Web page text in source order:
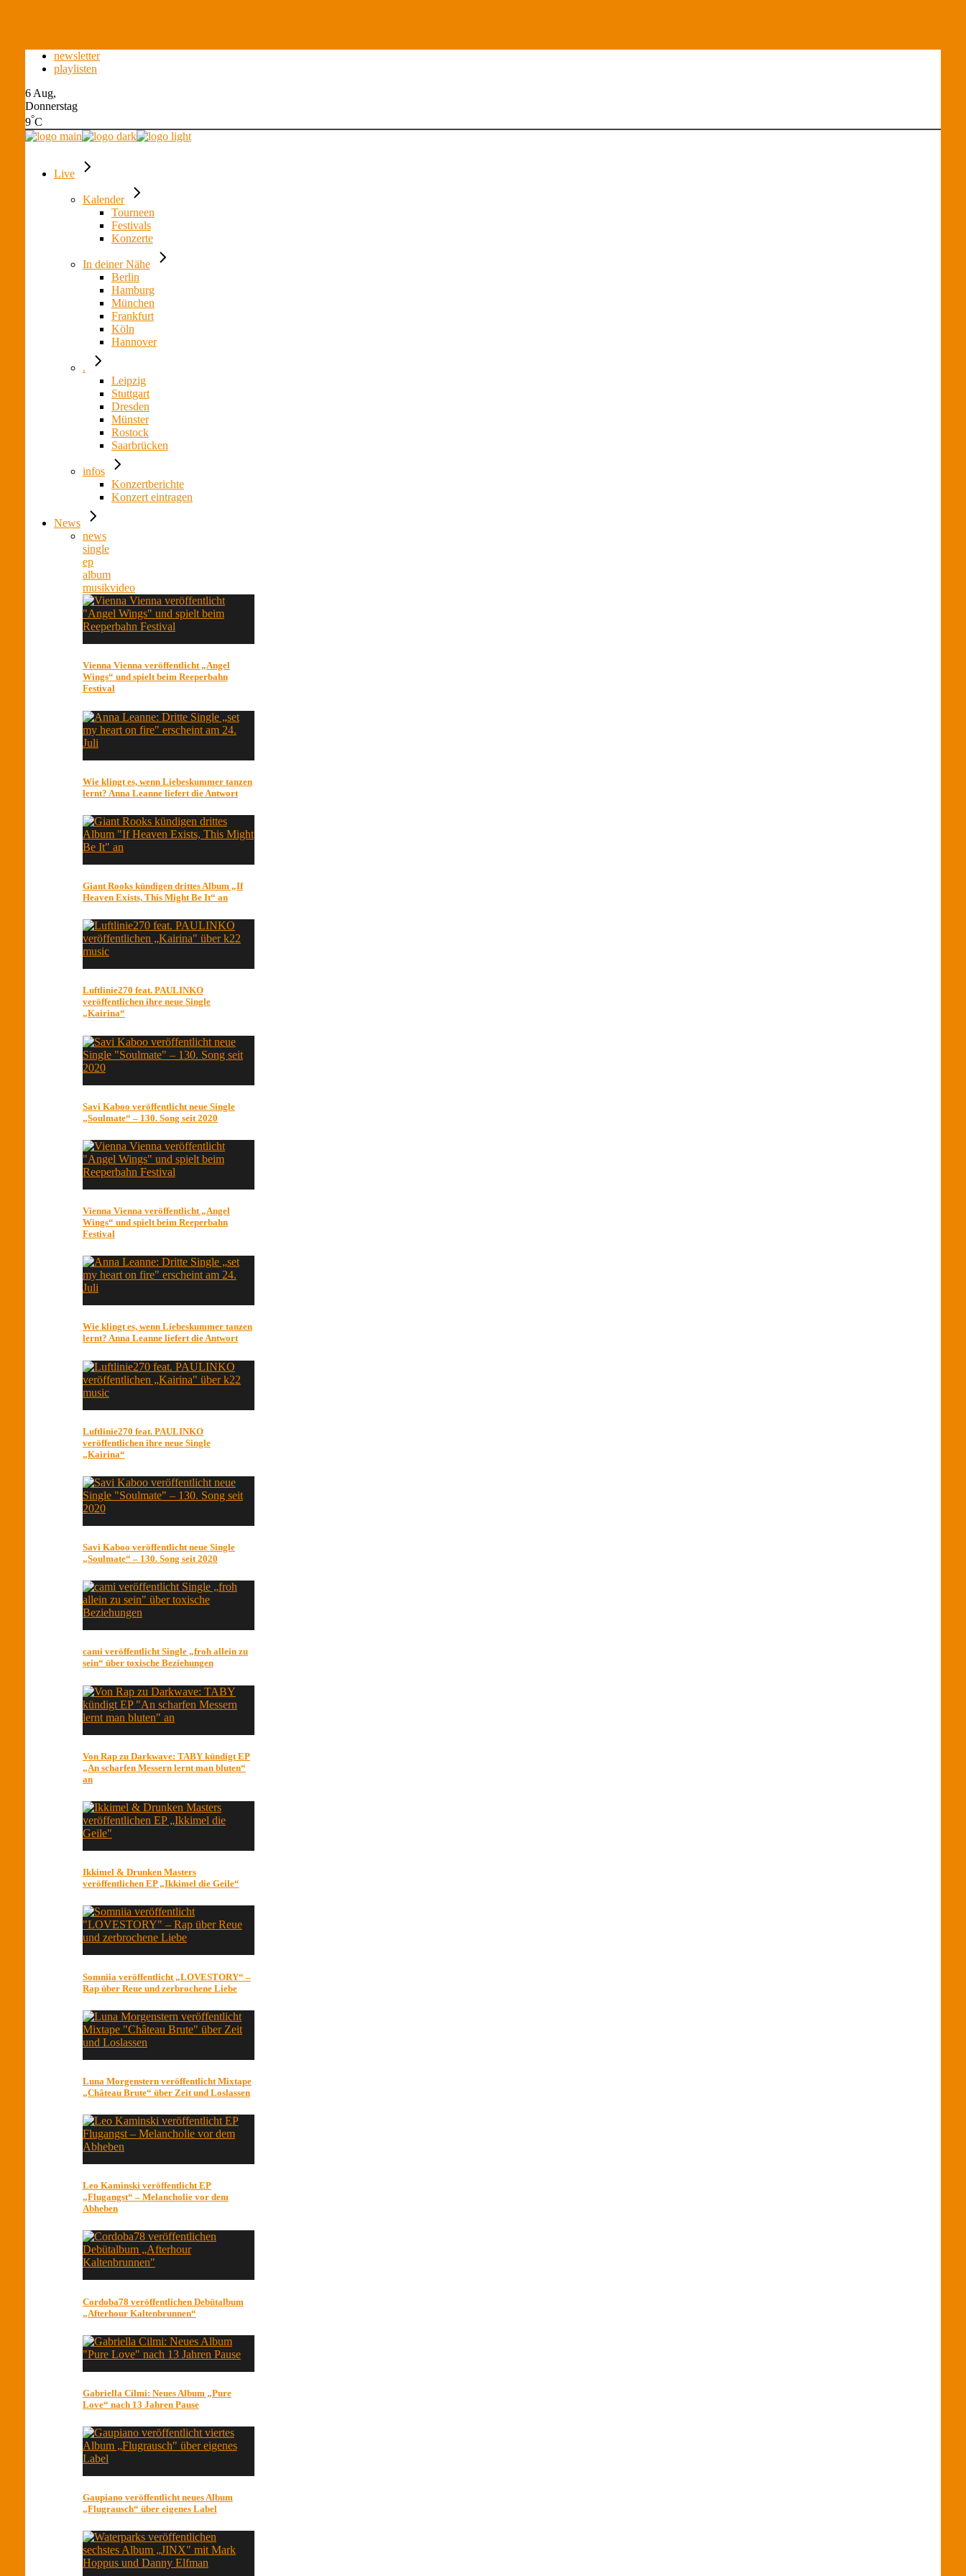
newsletter
playlisten
6 Aug,
Donnerstag
9°C
Live
Kalender
Tourneen
Festivals
Konzerte
In deiner Nähe
Berlin
Hamburg
München
Frankfurt
Köln
Hannover
.
Leipzig
Stuttgart
Dresden
Münster
Rostock
Saarbrücken
infos
Konzertberichte
Konzert eintragen
News
news
single
ep
album
musikvideo
Vienna Vienna veröffentlicht „Angel
Wings“ und spielt beim Reeperbahn
Festival
Wie klingt es, wenn Liebeskummer tanzen
lernt? Anna Leanne liefert die Antwort
Giant Rooks kündigen drittes Album „If
Heaven Exists, This Might Be It“ an
Luftlinie270 feat. PAULINKO
veröffentlichen ihre neue Single
„Kairina“
Savi Kaboo veröffentlicht neue Single
„Soulmate“ – 130. Song seit 2020
Vienna Vienna veröffentlicht „Angel
Wings“ und spielt beim Reeperbahn
Festival
Wie klingt es, wenn Liebeskummer tanzen
lernt? Anna Leanne liefert die Antwort
Luftlinie270 feat. PAULINKO
veröffentlichen ihre neue Single
„Kairina“
Savi Kaboo veröffentlicht neue Single
„Soulmate“ – 130. Song seit 2020
cami veröffentlicht Single „froh allein zu
sein“ über toxische Beziehungen
Von Rap zu Darkwave: TABY kündigt EP
„An scharfen Messern lernt man bluten“
an
Ikkimel & Drunken Masters
veröffentlichen EP „Ikkimel die Geile“
Somniia veröffentlicht „LOVESTORY“ –
Rap über Reue und zerbrochene Liebe
Luna Morgenstern veröffentlicht Mixtape
„Château Brute“ über Zeit und Loslassen
Leo Kaminski veröffentlicht EP
„Flugangst“ – Melancholie vor dem
Abheben
Cordoba78 veröffentlichen Debütalbum
„Afterhour Kaltenbrunnen“
Gabriella Cilmi: Neues Album „Pure
Love“ nach 13 Jahren Pause
Gaupiano veröffentlicht neues Album
„Flugrausch“ über eigenes Label